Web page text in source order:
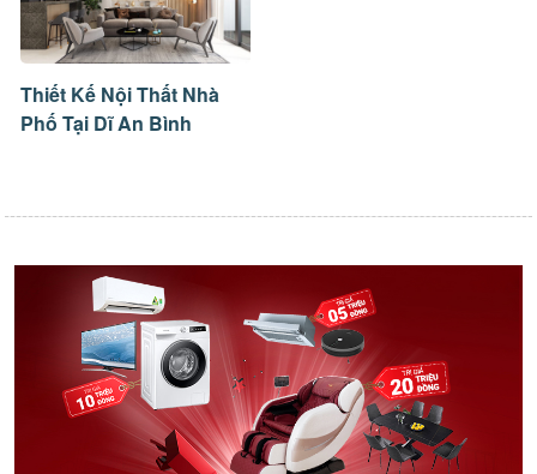
Thiết Kế Nội Thất Nhà
Phố Tại Dĩ An Bình